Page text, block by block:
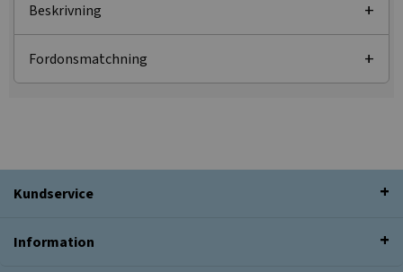
Beskrivning
Fordonsmatchning
Kundservice
Information